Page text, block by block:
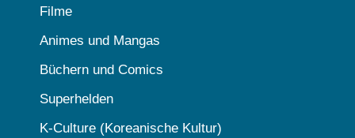
Filme
Animes und Mangas
Büchern und Comics
Superhelden
K-Culture (Koreanische Kultur)